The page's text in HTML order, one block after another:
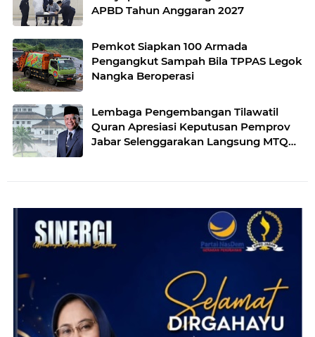
APBD Tahun Anggaran 2027
Pemkot Siapkan 100 Armada
Pengangkut Sampah Bila TPPAS Legok
Nangka Beroperasi
Lembaga Pengembangan Tilawatil
Quran Apresiasi Keputusan Pemprov
Jabar Selenggarakan Langsung MTQ